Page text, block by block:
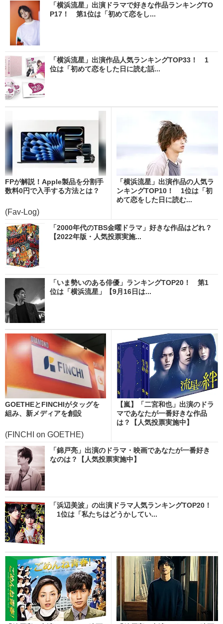
「横浜流星」出演ドラマで好きな作品ランキングTO
P17！ 第1位は「初めて恋をし...
「横浜流星」出演作品人気ランキングTOP33！ 1
位は「初めて恋をした日に読む話...
FPが解説！Apple製品を分割手
数料0円で入手する方法とは？
(Fav-Log)
「横浜流星」出演作品の人気ラ
ンキングTOP10！ 1位は「初
めて恋をした日に読む...
「2000年代のTBS金曜ドラマ」好きな作品はどれ？
【2022年版・人気投票実施...
「いま勢いのある俳優」ランキングTOP20！ 第1
位は「横浜流星」【9月16日は...
GOETHEとFINCHIがタッグを
組み、新メディアを創設
(FINCHI on GOETHE)
【嵐】「二宮和也」出演のドラ
マであなたが一番好きな作品
は？【人気投票実施中】
「錦戸亮」出演のドラマ・映画であなたが一番好き
なのは？【人気投票実施中】
「浜辺美波」の出演ドラマ人気ランキングTOP20！
1位は「私たちはどうかしてい...